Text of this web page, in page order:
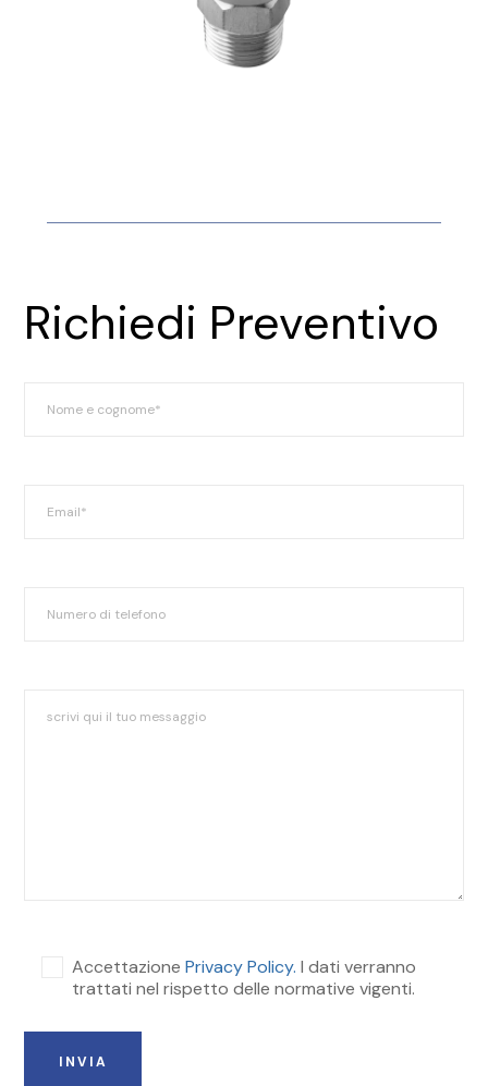
Richiedi Preventivo
AccettazionePrivacy Policy. I dati verranno
trattati nel rispetto delle normative vigenti.